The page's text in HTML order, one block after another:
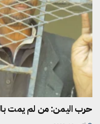
حرب اليمن: من لم يمت